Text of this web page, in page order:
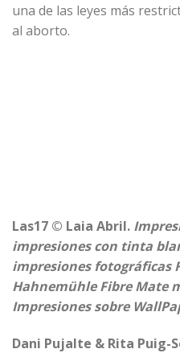
una de las leyes más
al aborto.
Las17 © Laia Abril.
impresiones con tinta
impresiones fotográficas
Hahnemühle Fibre Mate
Impresiones sobre
Dani Pujalte & Rita Puig-